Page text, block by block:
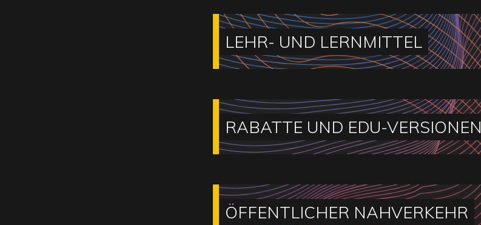
LEHR- UND LERNMITTEL
RABATTE UND EDU-VERSIONEN
ÖFFENTLICHER NAHVERKEHR